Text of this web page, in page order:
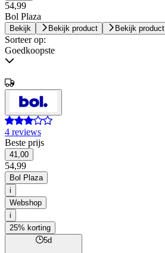
54,99
Bol Plaza
Bekijk Bekijk product Bekijk product
Sorteer op:
Goedkoopste
4 reviews
Beste prijs
41,00
54,99
Bol Plaza
i
Webshop
i
25% korting
5d